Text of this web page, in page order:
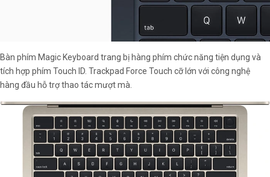
Bàn phím Magic Keyboard trang bị hàng phím chức năng tiện dụng và
tích hợp phím Touch ID. Trackpad Force Touch cỡ lớn với công nghệ
hàng đầu hỗ trợ thao tác mượt mà.